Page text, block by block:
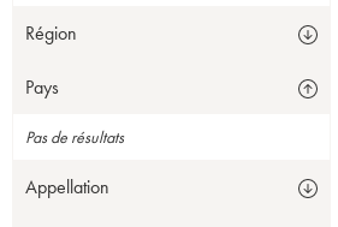
Région
Pays
Pas de résultats
Appellation